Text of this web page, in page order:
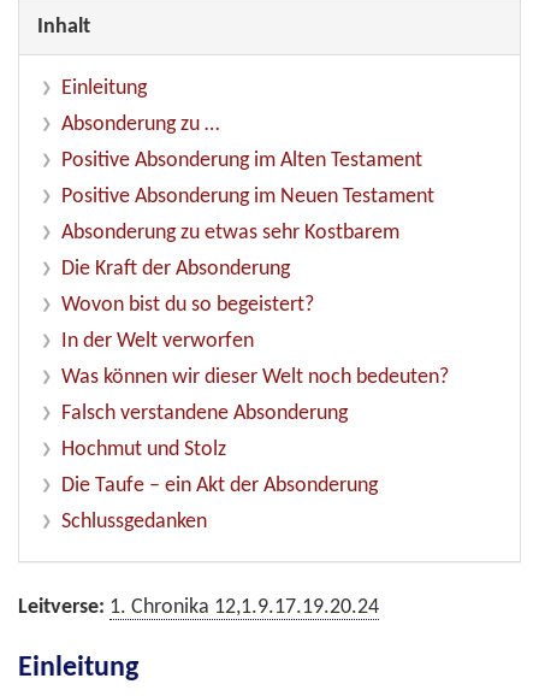
Inhalt
Einleitung
Absonderung zu …
Positive Absonderung im Alten Testament
Positive Absonderung im Neuen Testament
Absonderung zu etwas sehr Kostbarem
Die Kraft der Absonderung
Wovon bist du so begeistert?
In der Welt verworfen
Was können wir dieser Welt noch bedeuten?
Falsch verstandene Absonderung
Hochmut und Stolz
Die Taufe – ein Akt der Absonderung
Schlussgedanken
Leitverse: 1. Chronika 12,1.9.17.19.20.24
Einleitung